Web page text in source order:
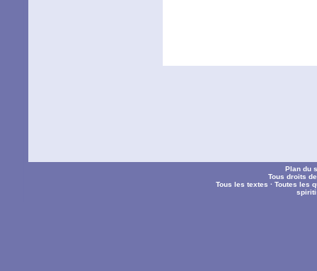
Plan du
Tous droits
Tous les textes ·Toutes les